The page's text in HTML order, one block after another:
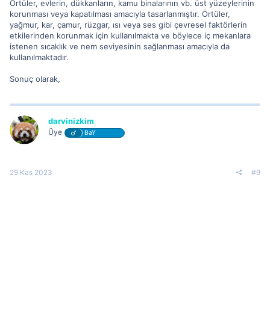
Örtüler, evlerin, dükkanların, kamu binalarının vb. üst yüzeylerinin
korunması veya kapatılması amacıyla tasarlanmıştır. Örtüler,
yağmur, kar, çamur, rüzgar, ısı veya ses gibi çevresel faktörlerin
etkilerinden korunmak için kullanılmakta ve böylece iç mekanlara
istenen sıcaklık ve nem seviyesinin sağlanması amacıyla da
kullanılmaktadır.
Sonuç olarak,
darvinizkim
Üye BaY
29 Kas 2023 #9